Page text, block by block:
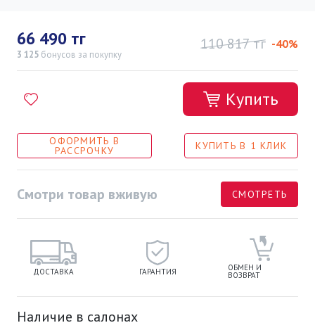
66 490 тг
3 125 бонусов за покупку
110 817 тг -40%
Купить
ОФОРМИТЬ В
РАССРОЧКУ КУПИТЬ В 1 КЛИК
Смотри товар вживую СМОТРЕТЬ
ДОСТАВКА ГАРАНТИЯ ОБМЕН И
ВОЗВРАТ
Наличие в салонах